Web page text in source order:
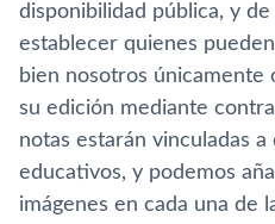
disponibilidad pública, y
establecer quienes
bien nosotros únicamente
su edición mediante
notas estarán vinculadas
educativos, y podemos
imágenes en cada una de